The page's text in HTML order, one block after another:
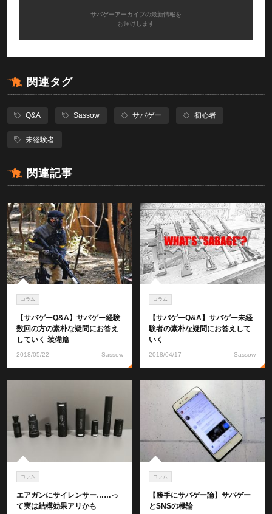
サバゲーアーカイブの最新情報を
お届けします
関連タグ
Q&A Sassow サバゲー 初心者
未経験者
関連記事
コラム
【サバゲーQ&A】サバゲー経験
数回の方の素朴な疑問にお答え
していく 装備篇
2018/05/22 Sassow
コラム
【サバゲーQ&A】サバゲー未経
験者の素朴な疑問にお答えして
いく
2018/04/17 Sassow
コラム
エアガンにサイレンサー……っ
て実は結構効果アリかも
コラム
【勝手にサバゲー論】サバゲー
とSNSの極論